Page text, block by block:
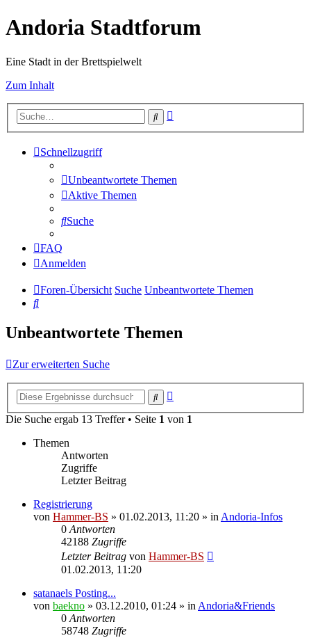
Andoria Stadtforum
Eine Stadt in der Brettspielwelt
Zum Inhalt
Suche
Schnellzugriff
Unbeantwortete Themen
Aktive Themen
Suche
FAQ
Anmelden
Foren-Übersicht Suche Unbeantwortete Themen
Suche
Unbeantwortete Themen
Zur erweiterten Suche
Suche
Die Suche ergab 13 Treffer • Seite 1 von 1
Themen
Antworten
Zugriffe
Letzter Beitrag
Registrierung
von Hammer-BS » 01.02.2013, 11:20 » in Andoria-Infos
0 Antworten
42188 Zugriffe
Letzter Beitrag von Hammer-BS
01.02.2013, 11:20
satanaels Posting...
von baekno » 03.12.2010, 01:24 » in Andoria&Friends
0 Antworten
58748 Zugriffe